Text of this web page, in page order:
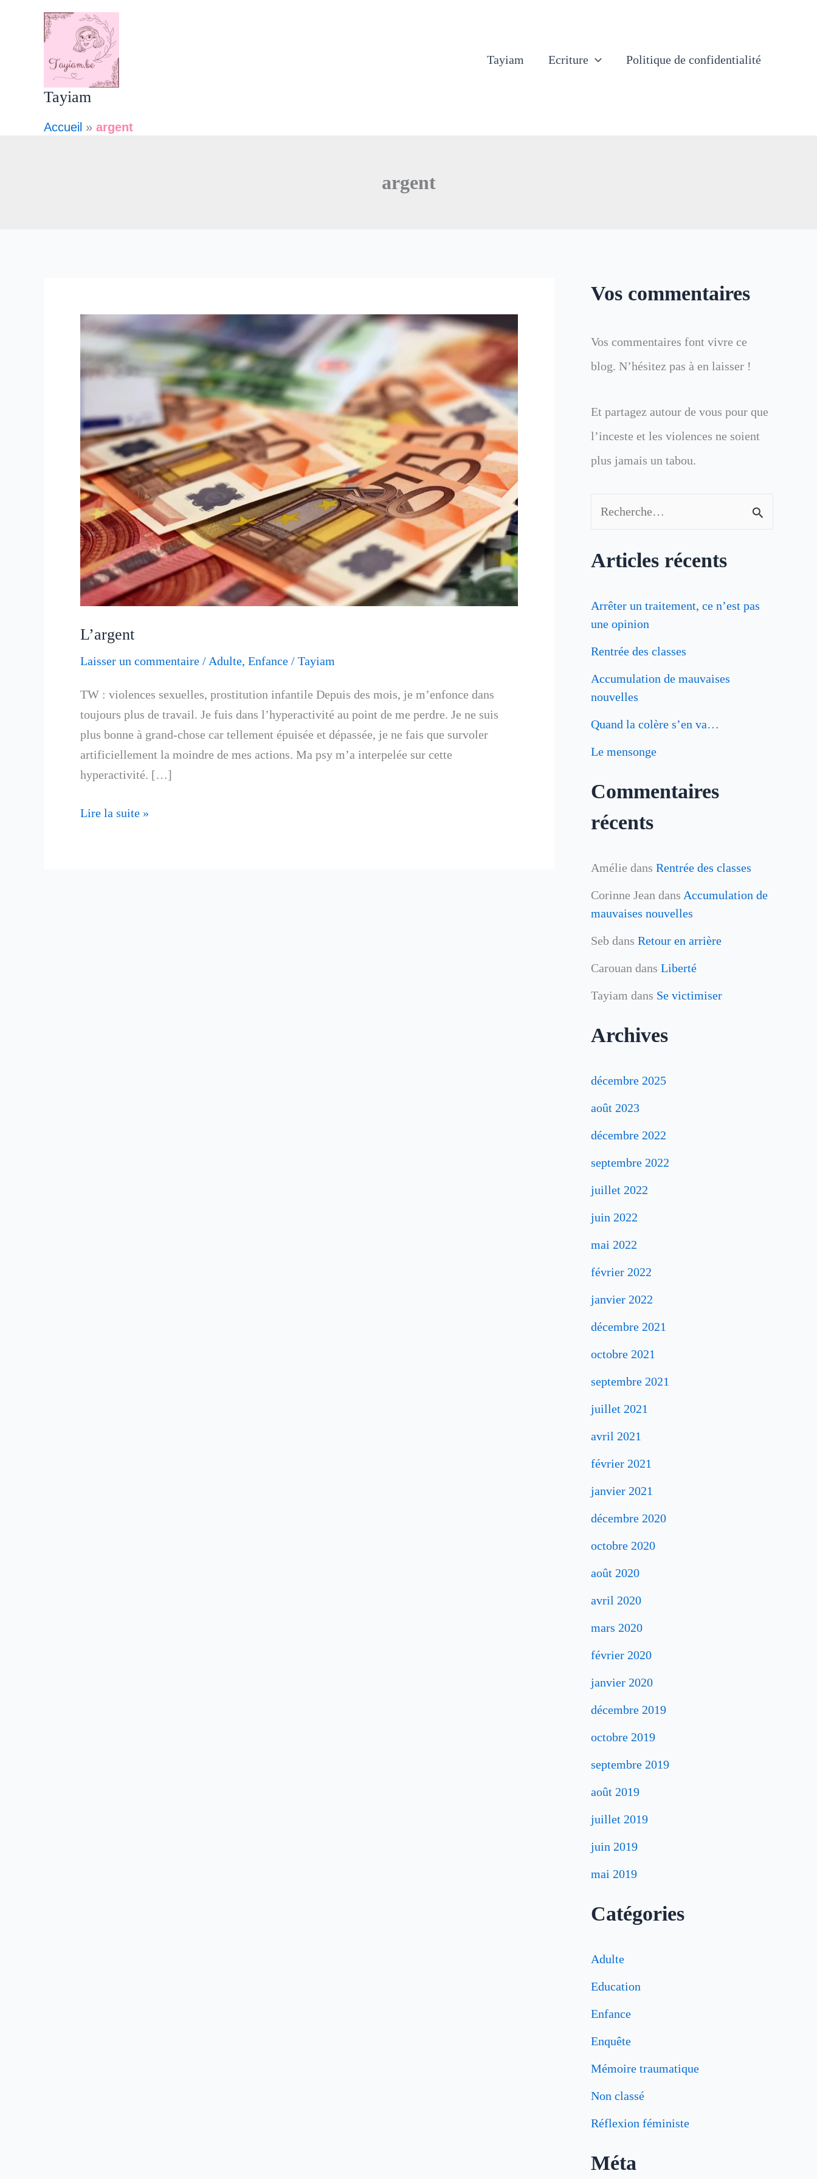
Tayiam
Tayiam Ecriture Politique de confidentialité
Accueil » argent
argent
L’argent
Laisser un commentaire / Adulte, Enfance / Tayiam
TW : violences sexuelles, prostitution infantile Depuis des mois, je m’enfonce dans
toujours plus de travail. Je fuis dans l’hyperactivité au point de me perdre. Je ne suis
plus bonne à grand-chose car tellement épuisée et dépassée, je ne fais que survoler
artificiellement la moindre de mes actions. Ma psy m’a interpelée sur cette
hyperactivité. […]
L’argent
Lire la suite »
Vos commentaires
Vos commentaires font vivre ce
blog. N’hésitez pas à en laisser !
Et partagez autour de vous pour que
l’inceste et les violences ne soient
plus jamais un tabou.
c
e
h
:
Articles récents
Arrêter un traitement, ce n’est pas
une opinion
Rentrée des classes
Accumulation de mauvaises
nouvelles
Quand la colère s’en va…
Le mensonge
Commentaires
récents
Amélie dans Rentrée des classes
Corinne Jean dans Accumulation de
mauvaises nouvelles
Seb dans Retour en arrière
Carouan dans Liberté
Tayiam dans Se victimiser
Archives
décembre 2025
août 2023
décembre 2022
septembre 2022
juillet 2022
juin 2022
mai 2022
février 2022
janvier 2022
décembre 2021
octobre 2021
septembre 2021
juillet 2021
avril 2021
février 2021
janvier 2021
décembre 2020
octobre 2020
août 2020
avril 2020
mars 2020
février 2020
janvier 2020
décembre 2019
octobre 2019
septembre 2019
août 2019
juillet 2019
juin 2019
mai 2019
Catégories
Adulte
Education
Enfance
Enquête
Mémoire traumatique
Non classé
Réflexion féministe
Méta